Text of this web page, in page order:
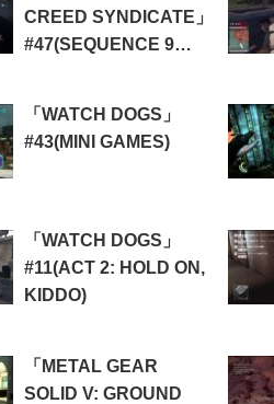
CREED SYNDICATE」
#47(SEQUENCE 9
「WATCH DOGS」
#43(MINI GAMES)
「WATCH DOGS」
#11(ACT 2: HOLD ON,
KIDDO)
「METAL GEAR
SOLID V: GROUND